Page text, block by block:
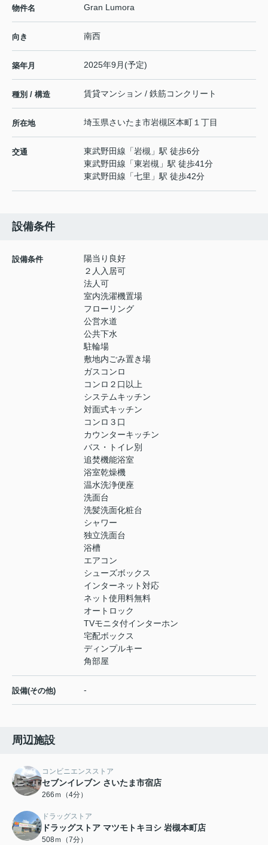
物件名 Gran Lumora
向き 南西
築年月 2025年9月(予定)
種別 / 構造 賃貸マンション / 鉄筋コンクリート
所在地 埼玉県さいたま市岩槻区本町１丁目
交通 東武野田線 「岩槻 」駅 徒歩6分
東武野田線 「東岩槻 」駅 徒歩41分
東武野田線 「七里 」駅 徒歩42分
設備条件
設備条件
陽当り良好
２人入居可
法人可
室内洗濯機置場
フローリング
公営水道
公共下水
駐輪場
敷地内ごみ置き場
ガスコンロ
コンロ２口以上
システムキッチン
対面式キッチン
コンロ３口
カウンターキッチン
バス・トイレ別
追焚機能浴室
浴室乾燥機
温水洗浄便座
洗面台
洗髪洗面化粧台
シャワー
独立洗面台
浴槽
エアコン
シューズボックス
インターネット対応
ネット使用料無料
オートロック
TVモニタ付インターホン
宅配ボックス
ディンプルキー
角部屋
設備(その他) -
周辺施設
コンビニエンスストア
セブンイレブン さいたま市宿店
266ｍ（4分）
ドラッグストア
ドラッグストア マツモトキヨシ 岩槻本町店
508ｍ（7分）